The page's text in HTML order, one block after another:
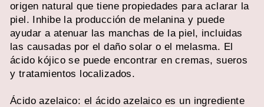
origen natural que tiene propiedades para aclarar la
piel. Inhibe la producción de melanina y puede
ayudar a atenuar las manchas de la piel, incluidas
las causadas por el daño solar o el melasma. El
ácido kójico se puede encontrar en cremas, sueros
y tratamientos localizados.
Ácido azelaico: el ácido azelaico es un ingrediente